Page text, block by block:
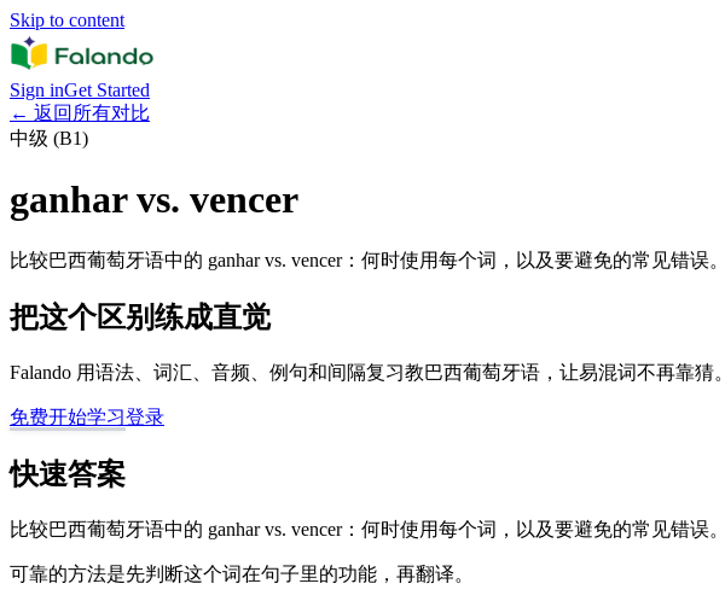
Skip to content
Sign inGet Started
← 返回所有对比
中级 (B1)
ganhar vs. vencer
比较巴西葡萄牙语中的 ganhar vs. vencer：何时使用每个词，以及要避免的常见错误。
把这个区别练成直觉
Falando 用语法、词汇、音频、例句和间隔复习教巴西葡萄牙语，让易混词不再靠猜。
免费开始学习登录
快速答案
比较巴西葡萄牙语中的 ganhar vs. vencer：何时使用每个词，以及要避免的常见错误。
可靠的方法是先判断这个词在句子里的功能，再翻译。